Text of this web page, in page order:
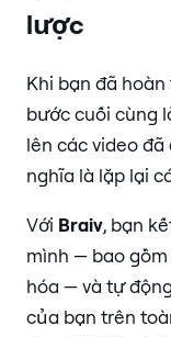
lược
Khi bạn đã
bước cuối cùng
lên các video
nghĩa là lặp lại
Với Braiv, bạn
mình — bao
hóa — và tự
của bạn trên